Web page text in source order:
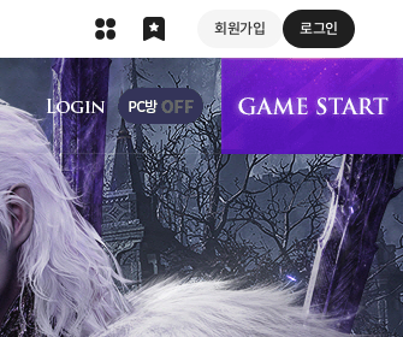
회원가입 로그인
상단 메뉴